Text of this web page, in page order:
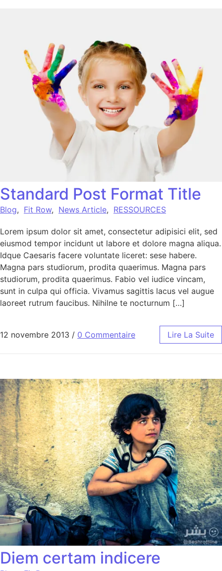
Standard Post Format Title
Blog, Fit Row, News Article, RESSOURCES
Lorem ipsum dolor sit amet, consectetur adipisici elit, sed
eiusmod tempor incidunt ut labore et dolore magna aliqua.
Idque Caesaris facere voluntate liceret: sese habere.
Magna pars studiorum, prodita quaerimus. Magna pars
studiorum, prodita quaerimus. Fabio vel iudice vincam,
sunt in culpa qui officia. Vivamus sagittis lacus vel augue
laoreet rutrum faucibus. Nihilne te nocturnum […]
12 novembre 2013 / 0 Commentaire Lire La Suite
Diem certam indicere